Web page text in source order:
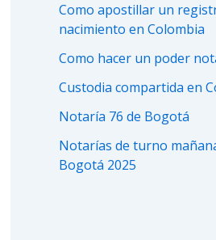
Como apostillar un
nacimiento en Colombia
Como hacer un poder
Custodia compartida en
Notaría 76 de Bogotá
Notarías de turno
Bogotá 2025